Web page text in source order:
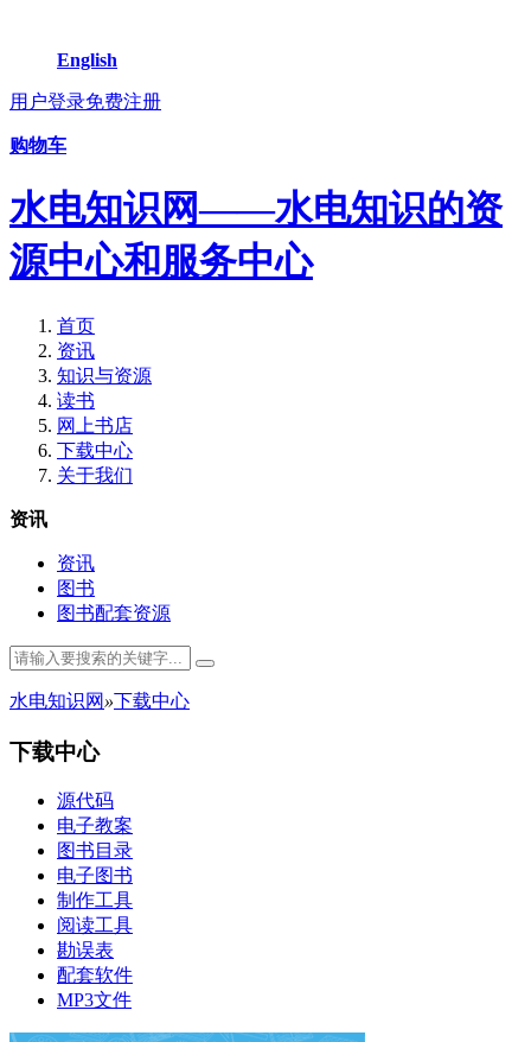
English
用户登录免费注册
购物车
水电知识网——水电知识的资
源中心和服务中心
首页
资讯
知识与资源
读书
网上书店
下载中心
关于我们
资讯
资讯
图书
图书配套资源
水电知识网 »下载中心
下载中心
源代码
电子教案
图书目录
电子图书
制作工具
阅读工具
勘误表
配套软件
MP3文件